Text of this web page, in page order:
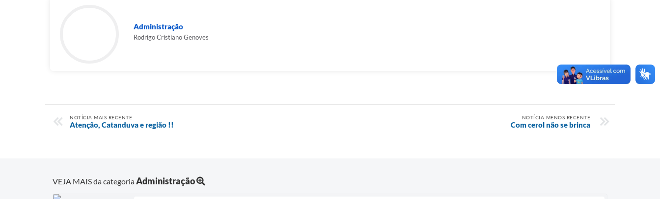
Administração
Rodrigo Cristiano Genoves
NOTÍCIA MAIS RECENTE
Atenção, Catanduva e região !!
NOTÍCIA MENOS RECENTE
Com cerol não se brinca
VEJA MAIS da categoriaAdministração